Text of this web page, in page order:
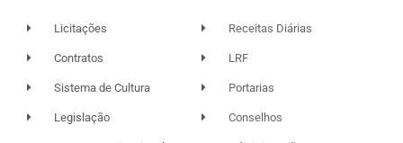
Licitações
Contratos
Sistema de Cultura
Legislação
Receitas Diárias
LRF
Portarias
Conselhos